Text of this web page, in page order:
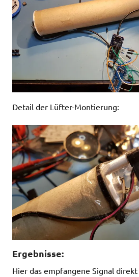
Detail der Lüfter-Montierung:
Ergebnisse:
Hier das empfangene Signal direkt